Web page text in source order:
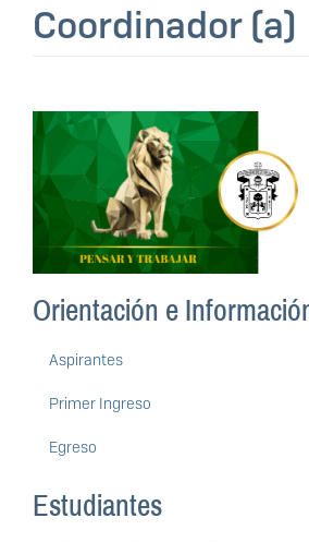
Coordinador (a)
Orientación e
Aspirantes
Primer Ingreso
Egreso
Estudiantes